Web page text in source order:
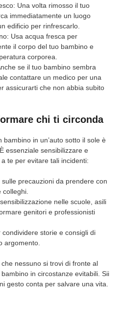
Una volta rimosso il tuo
immediatamente un luogo
edificio per rinfrescarlo.
Usa acqua fresca per
il corpo del tuo bambino e
corporea.
se il tuo bambino sembra
contattare un medico per una
assicurarti che non abbia subito
chi ti circonda
in un’auto sotto il sole è
essenziale sensibilizzare e
te per evitare tali incidenti:
precauzioni da prendere con
colleghi.
nelle scuole, asili
genitori e professionisti
storie e consigli di
argomento.
nessuno si trovi di fronte al
in circostanze evitabili. Sii
gesto conta per salvare una vita.